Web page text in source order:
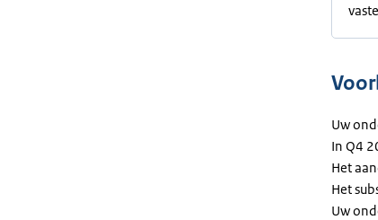
Uw
In Q4
Het
Het
Uw